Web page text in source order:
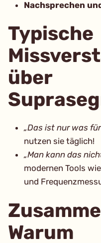
Nachsprechen
Typische
über
„Das ist nur was
nutzen sie täglich!
„Man kann das
modernen Tools
und
Warum